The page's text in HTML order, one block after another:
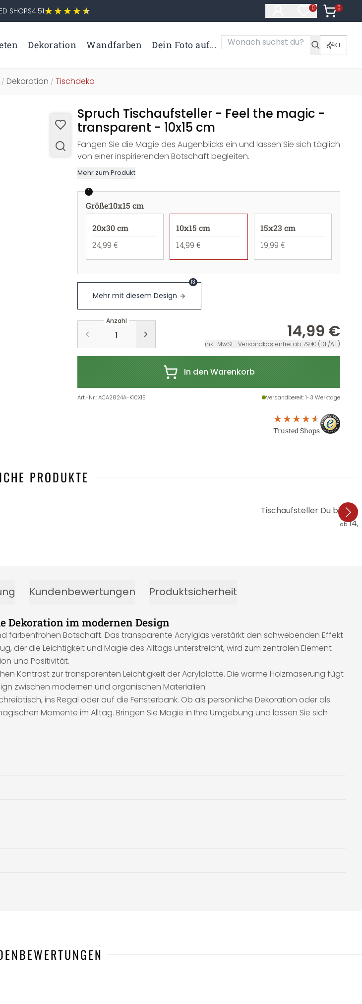
SHOPS4.51 0
Artikel im
0
Artikel
Dekoration Wandfarben Dein Foto auf... KI
/ Dekoration / Tischdeko
Spruch Tischaufsteller - Feel the magic -
transparent - 10x15 cm
Fangen Sie die Magie des Augenblicks ein und lassen Sie sich täglich
von einer inspirierenden Botschaft begleiten.
Mehr zum Produkt
1
Größe:10x15 cm
20x30 cm
24,99 €
10x15 cm
14,99 €
15x23 cm
19,99 €
Mehr mit diesem Design
13
Anzahl
14,99 €
inkl. MwSt. · Versandkostenfrei ab 79 € (DE/AT)
In den Warenkorb
Art.-Nr.:ACA2824A-K10X15 Versandbereit: 1-3 Werktage
Trusted Shops
PRODUKTE
Tischaufsteller Du bist
ab
Kundenbewertungen Produktsicherheit
Dekoration im modernen Design
farbenfrohen Botschaft. Das transparente Acrylglas verstärkt den schwebenden Effekt
der die Leichtigkeit und Magie des Alltags unterstreicht, wird zum zentralen Element
und Positivität.
Kontrast zur transparenten Leichtigkeit der Acrylplatte. Die warme Holzmaserung fügt
zwischen modernen und organischen Materialien.
ins Regal oder auf die Fensterbank. Ob als persönliche Dekoration oder als
Momente im Alltag. Bringen Sie Magie in Ihre Umgebung und lassen Sie sich